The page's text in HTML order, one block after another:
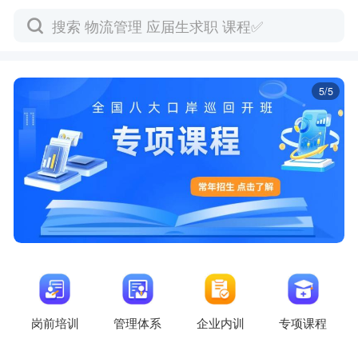
 搜索 物流管理 应届生求职 课程✅
5/5
岗前培训 管理体系 企业内训 专项课程